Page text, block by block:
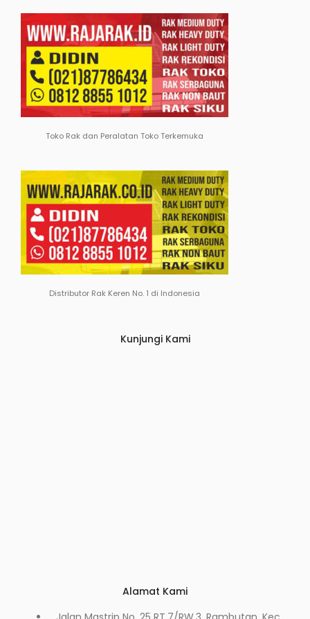
Toko Rak dan Peralatan Toko Terkemuka
Distributor Rak Keren No. 1 di Indonesia
Kunjungi Kami
Alamat Kami